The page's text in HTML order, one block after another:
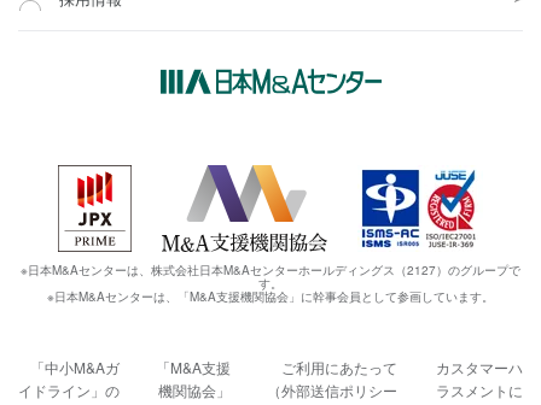
※日本M&Aセンターは、株式会社日本M&Aセンターホールディングス（2127）のグループで
す。
※日本M&Aセンターは、「M&A支援機関協会」に幹事会員として参画しています。
「中小M&Aガ
イドライン」の
「M&A支援
機関協会」
ご利用にあたって
（外部送信ポリシー
カスタマーハ
ラスメントに